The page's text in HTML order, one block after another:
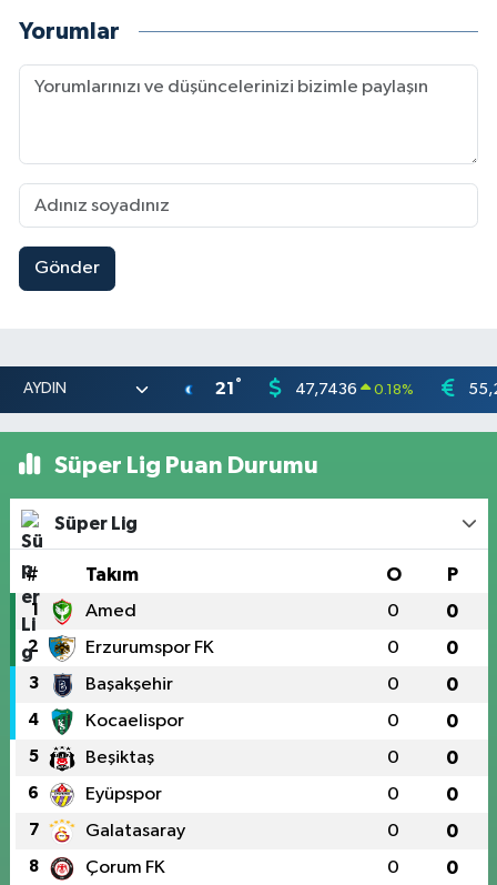
Yorumlar
Gönder
21 ° 47,7436 0.18%
Süper Lig Puan Durumu
Süper Lig
# Takım O P
1 Amed 0 0
2 Erzurumspor FK 0 0
3 Başakşehir 0 0
4 Kocaelispor 0 0
5 Beşiktaş 0 0
6 Eyüpspor 0 0
7 Galatasaray 0 0
8 Çorum FK 0 0